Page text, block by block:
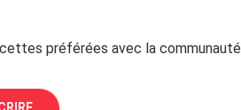
préférées avec la communauté